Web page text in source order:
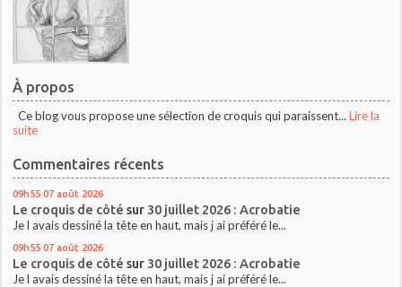
À propos
Ce blog vous propose une sélection de croquis qui paraissent... Lire la
suite
Commentaires récents
09h55 07 août 2026
Le croquis de côté sur 30 juillet 2026 : Acrobatie
Je l avais dessiné la tête en haut, mais j ai préféré le...
09h55 07 août 2026
Le croquis de côté sur 30 juillet 2026 : Acrobatie
Je l avais dessiné la tête en haut, mais j ai préféré le...